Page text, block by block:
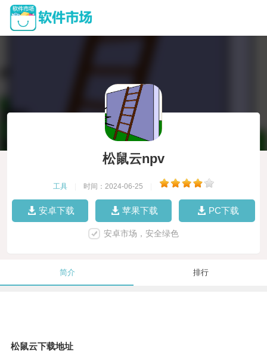
松鼠云npv
工具 时间：2024-06-25
安卓下载 苹果下载 PC下载
安卓市场，安全绿色
简介 排行
松鼠云下载地址